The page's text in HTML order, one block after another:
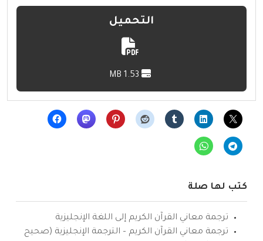
التحميل
كتب لها صلة
ترجمة معاني القرآن الكريم إلى اللغة الإنجليزية
ترجمة معاني القرآن الكريم – الترجمة الإنجليزية (صحيح